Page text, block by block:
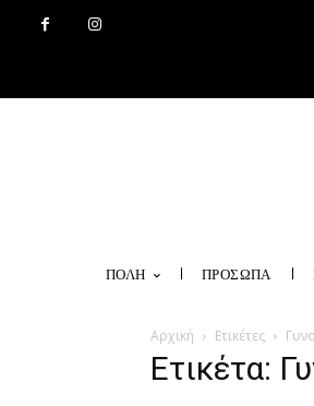
ΠΟΛΗ ΠΡΟΣΩΠΑ
Αρχική Ετικέτες
Ετικέτα: